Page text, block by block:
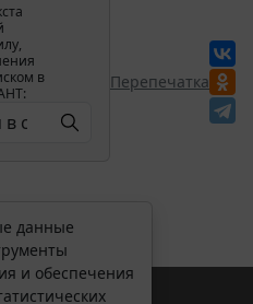
в
Перепечатка
данные
и обеспечения